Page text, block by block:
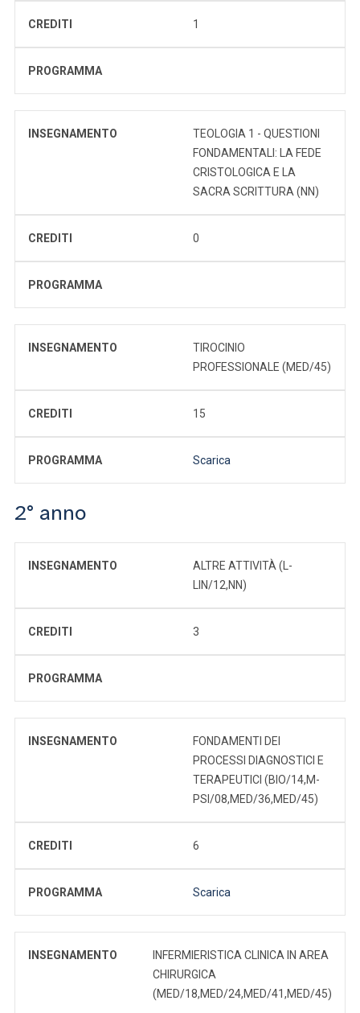
CREDITI 1
PROGRAMMA
INSEGNAMENTO
TEOLOGIA 1 - QUESTIONI
FONDAMENTALI: LA FEDE
CRISTOLOGICA E LA
SACRA SCRITTURA (NN)
CREDITI 0
PROGRAMMA
INSEGNAMENTO
TIROCINIO
PROFESSIONALE (MED/45)
CREDITI 15
PROGRAMMA Scarica
2° anno
INSEGNAMENTO
ALTRE ATTIVITÀ (L-
LIN/12,NN)
CREDITI 3
PROGRAMMA
INSEGNAMENTO
FONDAMENTI DEI
PROCESSI DIAGNOSTICI E
TERAPEUTICI (BIO/14,M-
PSI/08,MED/36,MED/45)
CREDITI 6
PROGRAMMA Scarica
INSEGNAMENTO
INFERMIERISTICA CLINICA IN AREA
CHIRURGICA
(MED/18,MED/24,MED/41,MED/45)